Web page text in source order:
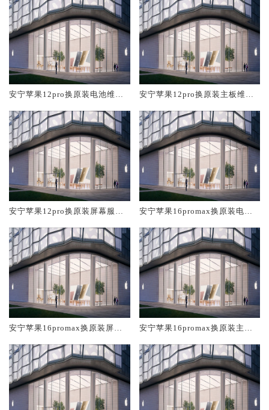
安宁苹果12pro换原装电池维修
安宁苹果12pro换原装主板维修
安宁苹果12pro换原装屏幕服务
安宁苹果16promax换原装电池
安宁苹果16promax换原装屏幕
安宁苹果16promax换原装主板